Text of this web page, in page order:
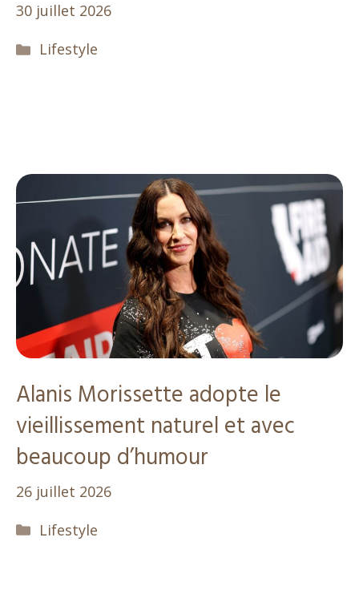
30 juillet 2026
Catégories
Lifestyle
Alanis Morissette adopte le
vieillissement naturel et avec
beaucoup d’humour
26 juillet 2026
Catégories
Lifestyle